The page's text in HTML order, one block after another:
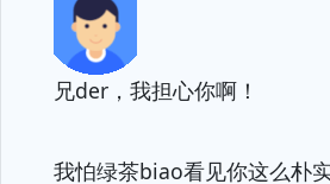
兄der，我担心你啊！
我怕绿茶biao看见你这么朴